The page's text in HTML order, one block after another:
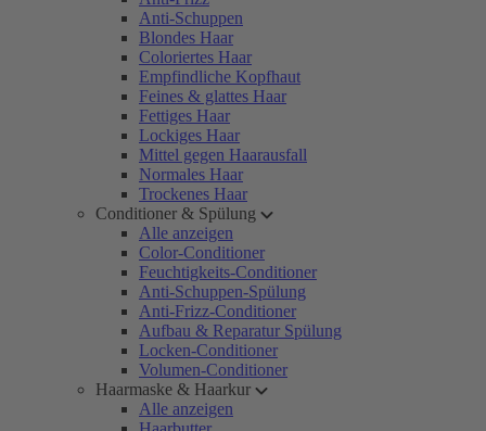
Anti-Schuppen
Blondes Haar
Coloriertes Haar
Empfindliche Kopfhaut
Feines & glattes Haar
Fettiges Haar
Lockiges Haar
Mittel gegen Haarausfall
Normales Haar
Trockenes Haar
Conditioner & Spülung
Alle anzeigen
Color-Conditioner
Feuchtigkeits-Conditioner
Anti-Schuppen-Spülung
Anti-Frizz-Conditioner
Aufbau & Reparatur Spülung
Locken-Conditioner
Volumen-Conditioner
Haarmaske & Haarkur
Alle anzeigen